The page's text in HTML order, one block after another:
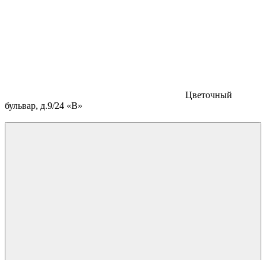
Цветочный
бульвар, д.9/24 «В»